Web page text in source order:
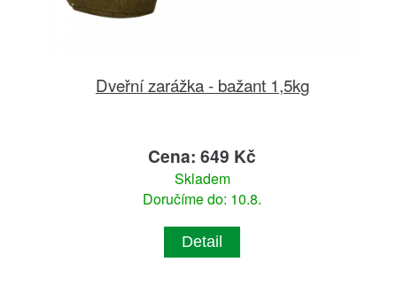
Dveřní zarážka - bažant 1,5kg
Cena: 649 Kč
Skladem
Doručíme do: 10.8.
Detail